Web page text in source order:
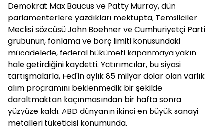
Demokrat Max Baucus ve Patty Murray, dün
parlamenterlere yazdıkları mektupta, Temsilciler
Meclisi sözcüsü John Boehner ve Cumhuriyetçi Parti
grubunun, fonlama ve borç limiti konusundaki
mücadelede, federal hükümeti kapanmaya yakın
hale getirdiğini kaydetti. Yatırımcılar, bu siyasi
tartışmalarla, Fed'in aylık 85 milyar dolar olan varlık
alım programını beklenmedik bir şekilde
daraltmaktan kaçınmasından bir hafta sonra
yüzyüze kaldı. ABD dünyanın ikinci en büyük sanayi
metalleri tüketicisi konumunda.